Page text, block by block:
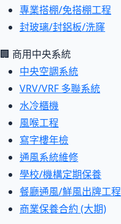
專業搭棚/免搭棚工程
封玻璃/封鋁板/洗窿
🏢 商用中央系統
中央空調系統
VRV/VRF 多聯系統
水冷櫃機
風喉工程
寫字樓年檢
通風系統維修
學校/機構定期保養
餐廳通風/鮮風出牌工程
商業保養合約 (大期)